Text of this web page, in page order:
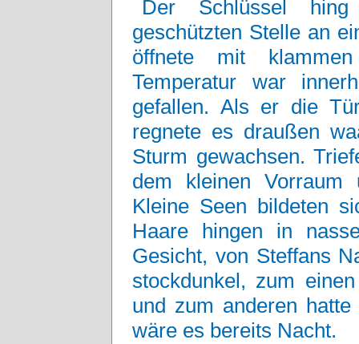
Der Schlüssel
geschützten Stelle an
öffnete mit
Temperatur war
gefallen. Als er die
regnete es draußen
Sturm gewachsen.
dem kleinen Vorraum
Kleine Seen bildeten
Haare hingen in
Gesicht, von Steffans
stockdunkel, zum
und zum anderen
wäre es bereits Nacht.